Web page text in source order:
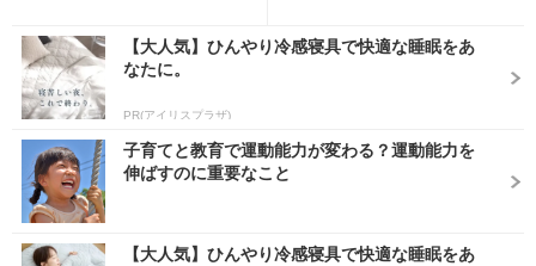
【大人気】ひんやり冷感寝具で快適な睡眠をあ
なたに。
PR(アイリスプラザ)
子育てと教育で運動能力が変わる？運動能力を
伸ばすのに重要なこと
【大人気】ひんやり冷感寝具で快適な睡眠をあ